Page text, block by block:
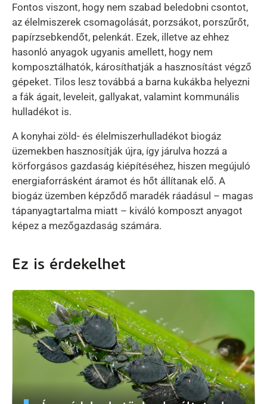
Fontos viszont, hogy nem szabad beledobni csontot,
az élelmiszerek csomagolását, porzsákot, porszűrőt,
papírzsebkendőt, pelenkát. Ezek, illetve az ehhez
hasonló anyagok ugyanis amellett, hogy nem
komposztálhatók, károsíthatják a hasznosítást végző
gépeket. Tilos lesz továbbá a barna kukákba helyezni
a fák ágait, leveleit, gallyakat, valamint kommunális
hulladékot is.
A konyhai zöld- és élelmiszerhulladékot biogáz
üzemekben hasznosítják újra, így járulva hozzá a
körforgásos gazdaság kiépítéséhez, hiszen megújuló
energiaforrásként áramot és hőt állítanak elő. A
biogáz üzemben képződő maradék ráadásul – magas
tápanyagtartalma miatt – kiváló komposzt anyagot
képez a mezőgazdaság számára.
Ez is érdekelhet